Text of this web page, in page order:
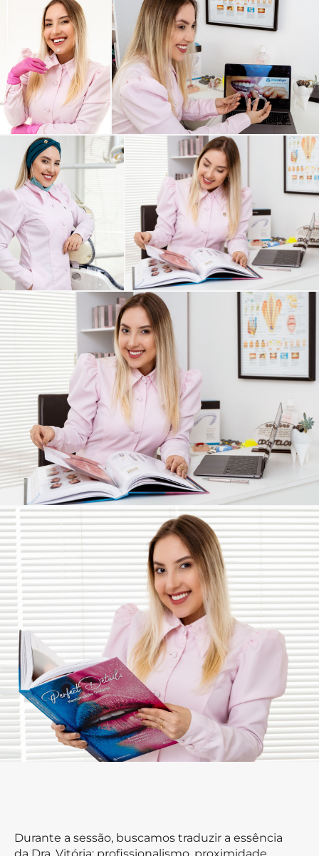
Durante a sessão, buscamos traduzir a essência